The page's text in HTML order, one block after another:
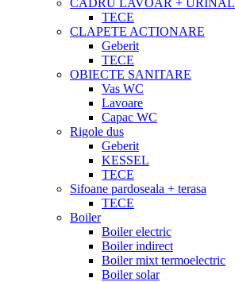
TECE
CLAPETE ACTIONARE
Geberit
TECE
OBIECTE SANITARE
Vas WC
Lavoare
Capac WC
Rigole dus
Geberit
KESSEL
TECE
Sifoane pardoseala + terasa
TECE
Boiler
Boiler electric
Boiler indirect
Boiler mixt termoelectric
Boiler solar